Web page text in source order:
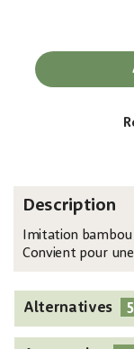
Description
Imitation
Convient pour
Alternatives 5